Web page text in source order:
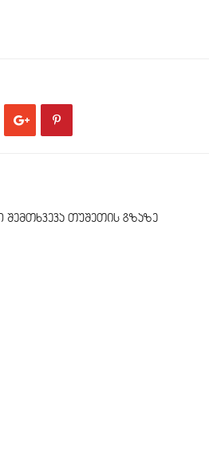
შემთხვევა თუშეთის გზაზე